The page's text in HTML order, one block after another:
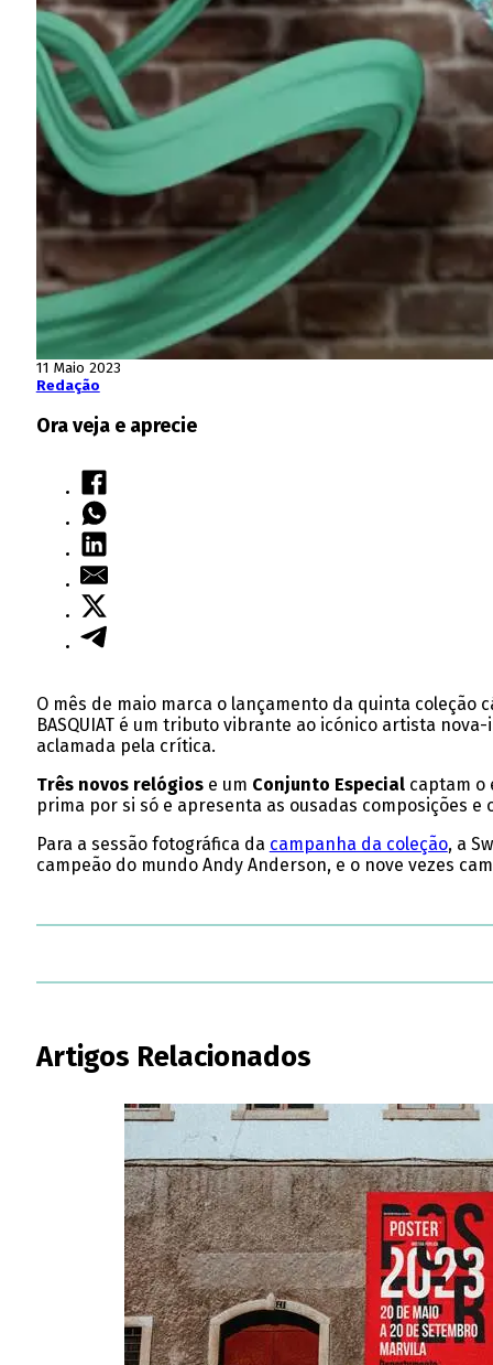
11 Maio 2023
Redação
Ora veja e aprecie
O mês de maio marca o lançamento da quinta coleção
BASQUIAT é um tributo vibrante ao icónico artista
aclamada pela crítica.
Três novos relógiose um Conjunto Especialcaptam o
prima por si só e apresenta as ousadas composições
Para a sessão fotográfica da campanha da coleção, a
campeão do mundo Andy Anderson, e o nove vezes
Artigos Relacionados